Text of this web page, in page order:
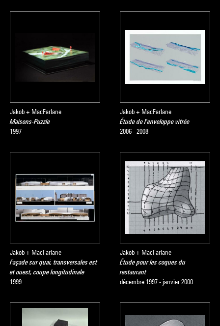
Jakob + MacFarlane
Maisons-Puzzle
1997
Jakob + MacFarlane
Étude de l'enveloppe vitrée
2006 - 2008
Jakob + MacFarlane
Façade sur quai, transversales est
et ouest, coupe longitudinale
1999
Jakob + MacFarlane
Étude pour les coques du
restaurant
décembre 1997 - janvier 2000